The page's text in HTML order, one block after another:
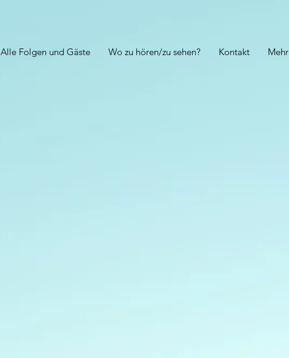
Alle Folgen und Gäste Wo zu hören/zu sehen? Kontakt Mehr